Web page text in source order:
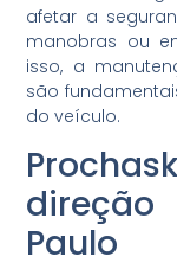
afetar a
manobras ou
isso, a
são
do veículo.
direção
Paulo